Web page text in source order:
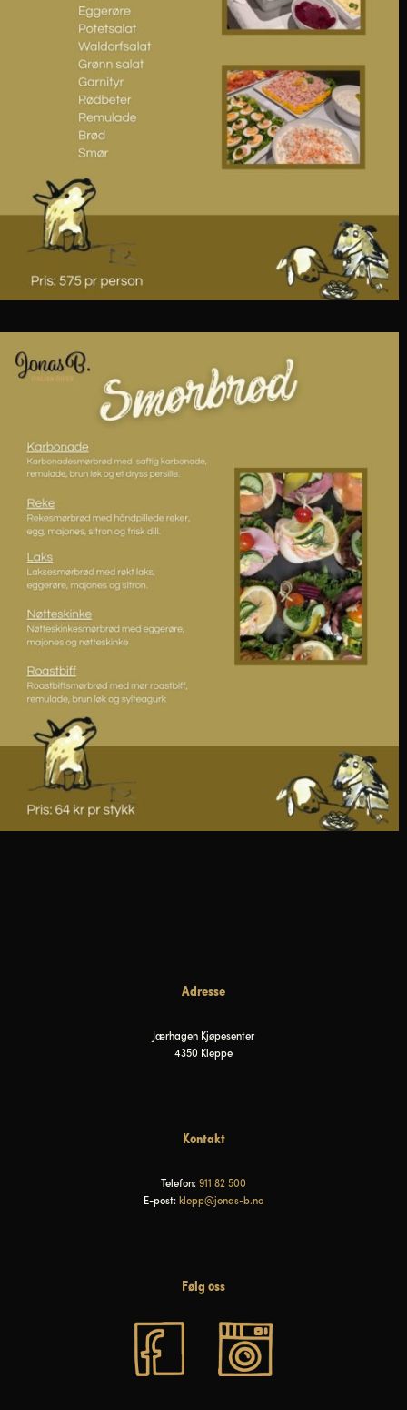
Adresse
Jærhagen Kjøpesenter
4350 Kleppe
Kontakt
Telefon:911 82 500
E-post:klepp@jonas-b.no
Følg oss